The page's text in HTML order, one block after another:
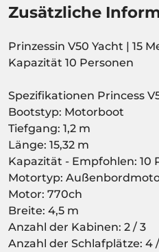
Zusätzliche
Prinzessin V50 Yacht | 15
Kapazität 10 Personen
Spezifikationen Princess
Bootstyp: Motorboot
Tiefgang: 1,2 m
Länge: 15,32 m
Kapazität - Empfohlen: 10
Motortyp:
Motor: 770ch
Breite: 4,5 m
Anzahl der Kabinen: 2 / 3
Anzahl der Schlafplätze: 4